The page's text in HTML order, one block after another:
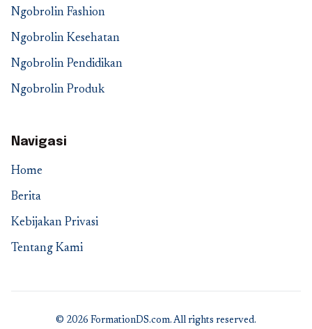
Ngobrolin Fashion
Ngobrolin Kesehatan
Ngobrolin Pendidikan
Ngobrolin Produk
Navigasi
Home
Berita
Kebijakan Privasi
Tentang Kami
© 2026 FormationDS.com. All rights reserved.